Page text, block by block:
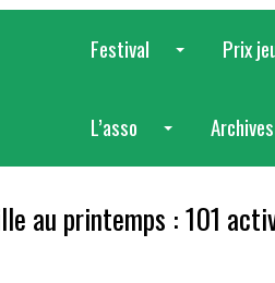
Festival
Prix
L’asso
...
Archives
au printemps : 101